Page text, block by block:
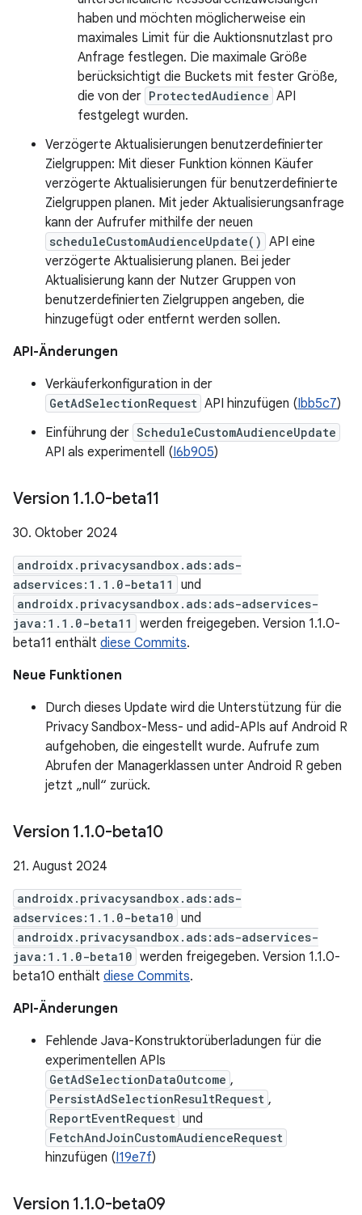
haben und möchten möglicherweise ein
maximales Limit für die Auktionsnutzlast pro
Anfrage festlegen. Die maximale Größe
berücksichtigt die Buckets mit fester Größe,
die von der ProtectedAudience API
festgelegt wurden.
Verzögerte Aktualisierungen benutzerdefinierter
Zielgruppen: Mit dieser Funktion können Käufer
verzögerte Aktualisierungen für benutzerdefinierte
Zielgruppen planen. Mit jeder Aktualisierungsanfrage
kann der Aufrufer mithilfe der neuen
scheduleCustomAudienceUpdate() API eine
verzögerte Aktualisierung planen. Bei jeder
Aktualisierung kann der Nutzer Gruppen von
benutzerdefinierten Zielgruppen angeben, die
hinzugefügt oder entfernt werden sollen.
API-Änderungen
Verkäuferkonfiguration in der
GetAdSelectionRequest API hinzufügen (Ibb5c7)
Einführung der ScheduleCustomAudienceUpdate
API als experimentell (I6b905)
Version 1.1.0-beta11
30. Oktober 2024
androidx.privacysandbox.ads:ads-
adservices:1.1.0-beta11
und
androidx.privacysandbox.ads:ads-adservices-
java:1.1.0-beta11
werden freigegeben. Version 1.1.0-
beta11 enthält diese Commits.
Neue Funktionen
Durch dieses Update wird die Unterstützung für die
Privacy Sandbox-Mess- und adid-APIs auf Android R
aufgehoben, die eingestellt wurde. Aufrufe zum
Abrufen der Managerklassen unter Android R geben
jetzt „null“ zurück.
Version 1.1.0-beta10
21. August 2024
androidx.privacysandbox.ads:ads-
adservices:1.1.0-beta10 und
androidx.privacysandbox.ads:ads-adservices-
java:1.1.0-beta10 werden freigegeben. Version 1.1.0-
beta10 enthält diese Commits.
API-Änderungen
Fehlende Java-Konstruktorüberladungen für die
experimentellen APIs
GetAdSelectionDataOutcome ,
PersistAdSelectionResultRequest ,
ReportEventRequest und
FetchAndJoinCustomAudienceRequest
hinzufügen (I19e7f)
Version 1.1.0-beta09